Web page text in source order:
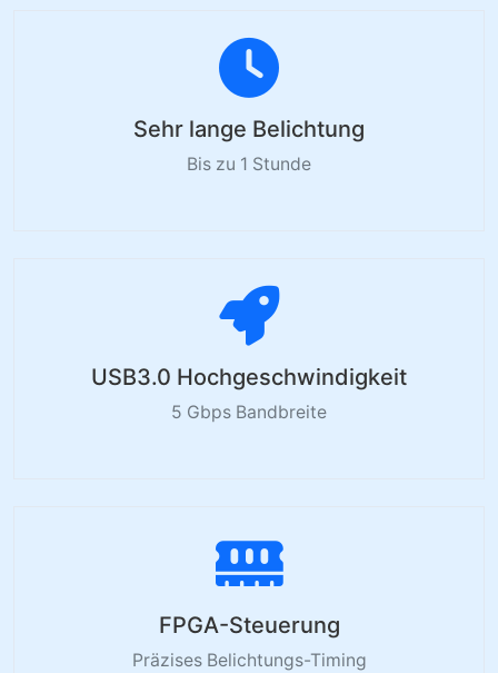
Sehr lange Belichtung
Bis zu 1 Stunde
USB3.0 Hochgeschwindigkeit
5 Gbps Bandbreite
FPGA-Steuerung
Präzises Belichtungs-Timing